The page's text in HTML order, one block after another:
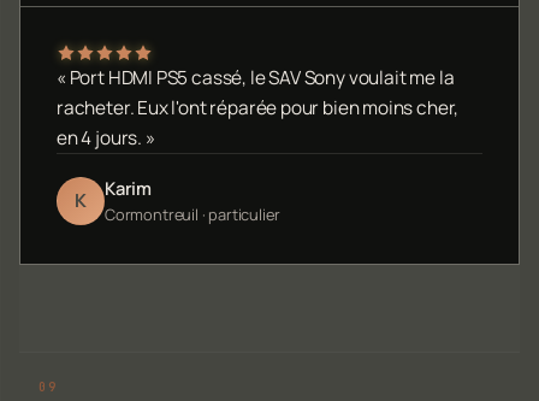
« Port HDMI PS5 cassé, le SAV Sony voulait me la
racheter. Eux l'ont réparée pour bien moins cher,
en 4 jours. »
K Karim
Cormontreuil · particulier